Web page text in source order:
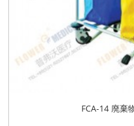
FCA-14 廃棄